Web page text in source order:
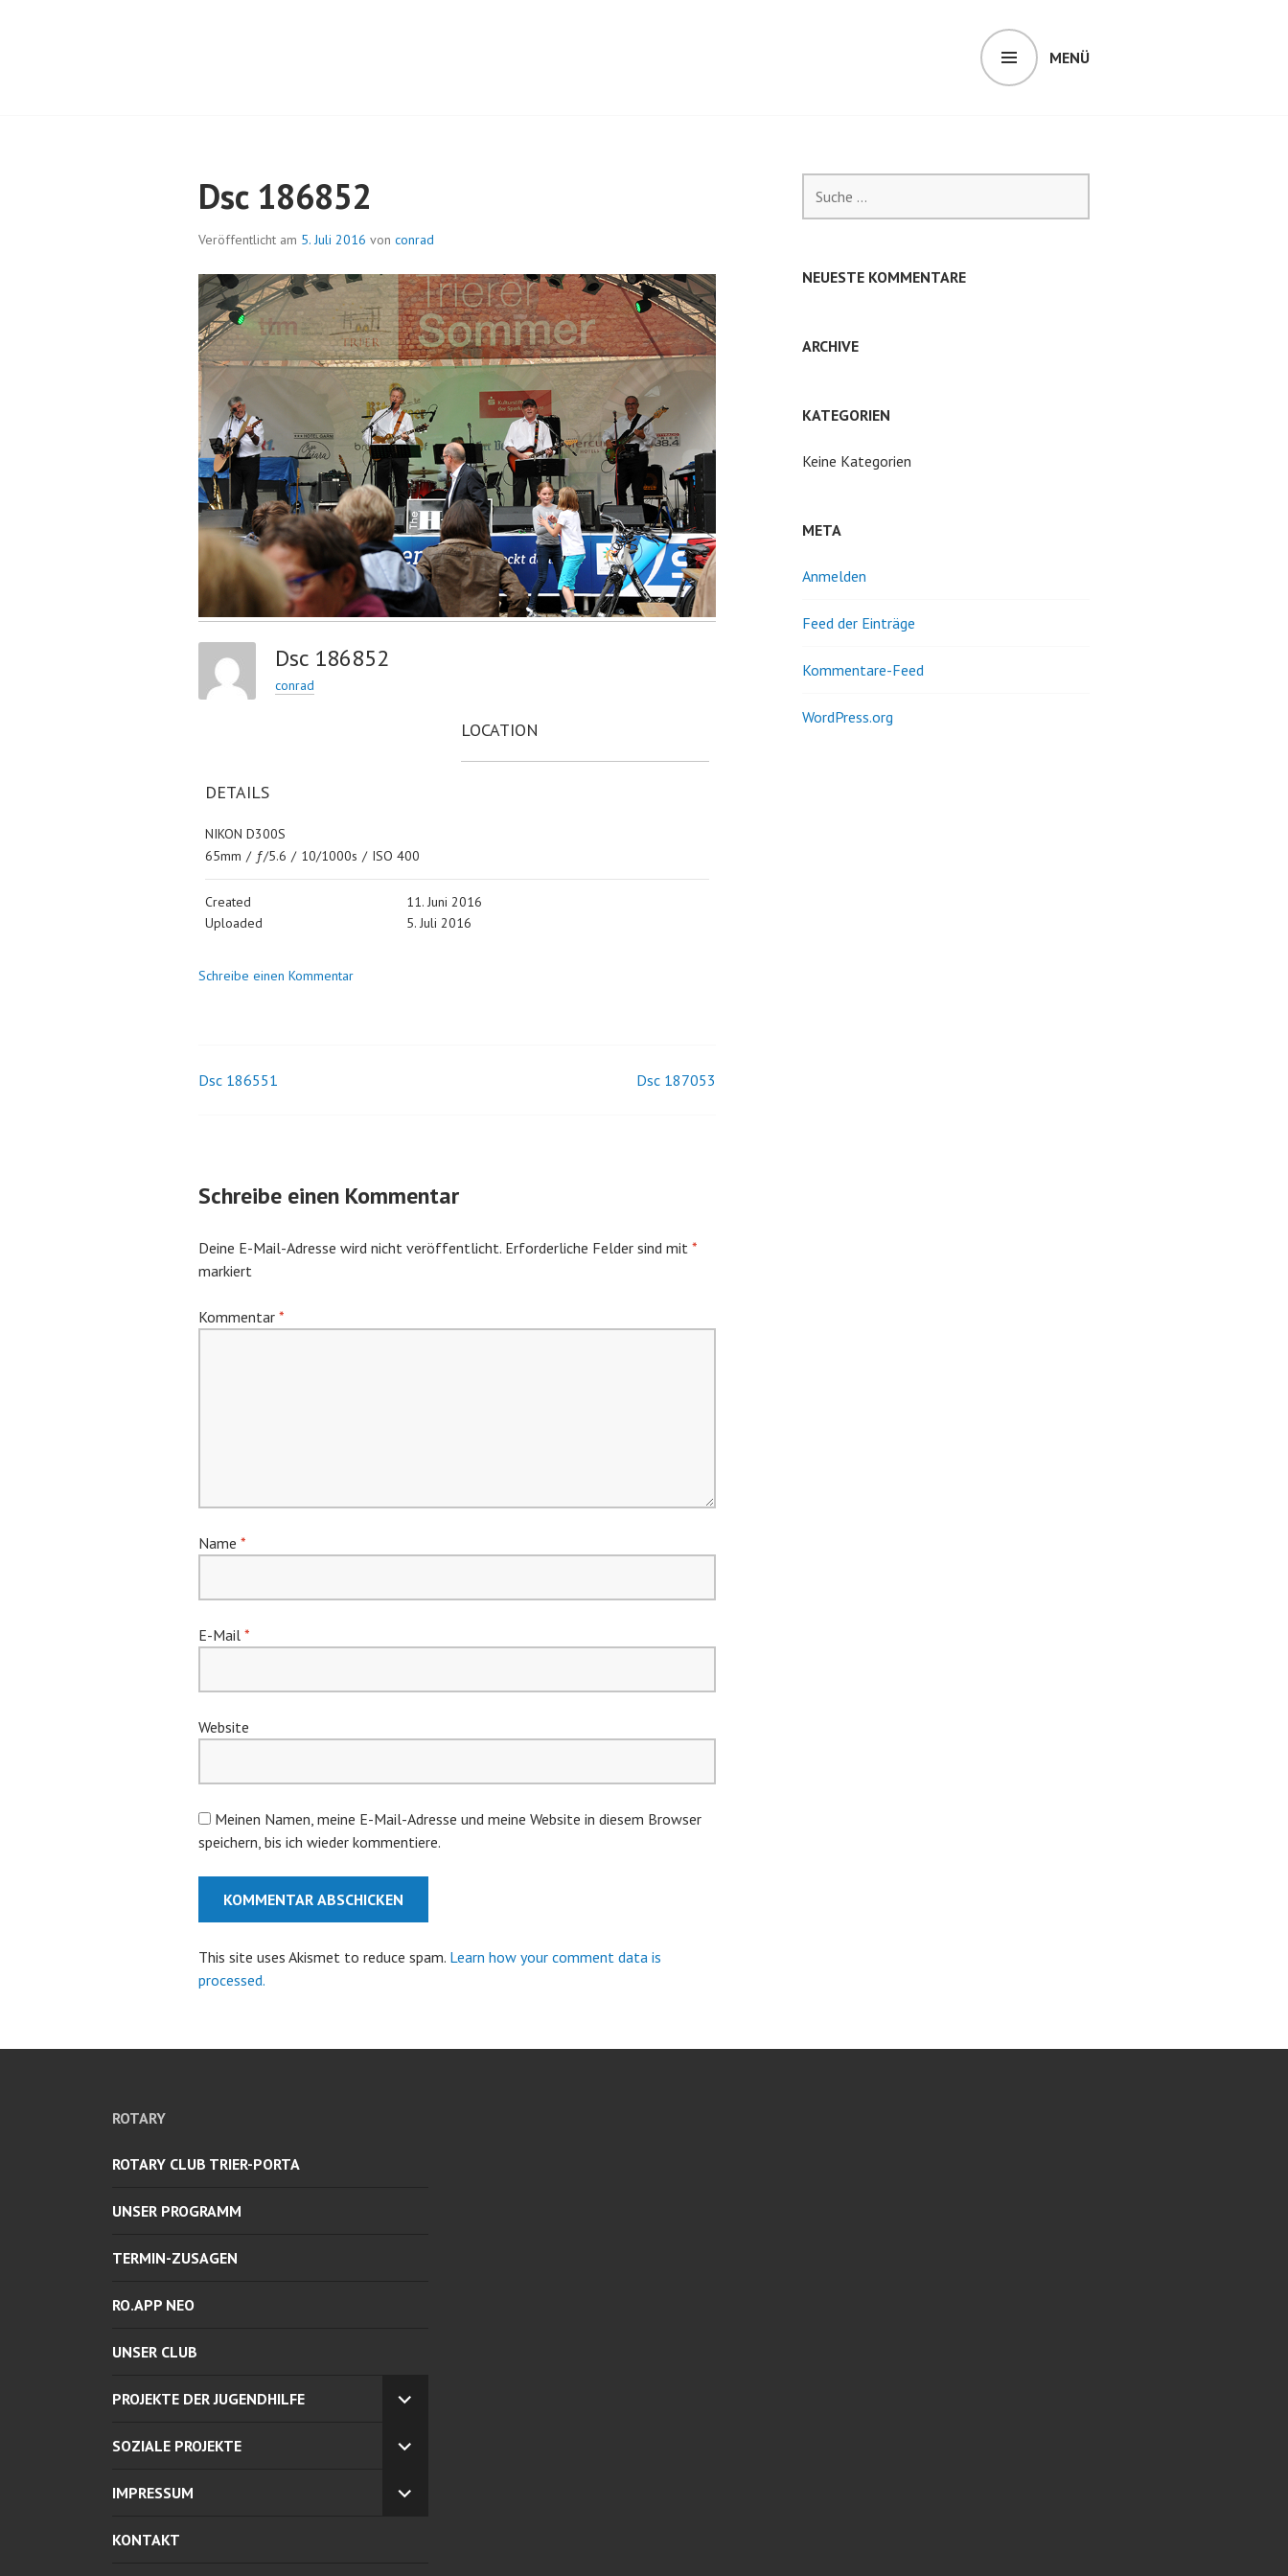
MENÜ
Dsc 186852
Veröffentlicht am 5. Juli 2016 von conrad
Dsc 186852
conrad
LOCATION
DETAILS
NIKON D300S
65mm / ƒ/5.6 / 10/1000s / ISO 400
Created
11. Juni 2016
Uploaded
5. Juli 2016
Schreibe einen Kommentar
Beitrags-
Dsc 186551 Dsc 187053
Schreibe einen Kommentar
Deine E-Mail-Adresse wird nicht veröffentlicht. Erforderliche Felder sind mit *
markiert
Kommentar *
Name *
E-Mail *
Website
Meinen Namen, meine E-Mail-Adresse und meine Website in diesem Browser
speichern, bis ich wieder kommentiere.
This site uses Akismet to reduce spam. Learn how your comment data is
processed.
nach:
NEUESTE KOMMENTARE
ARCHIVE
KATEGORIEN
Keine Kategorien
META
Anmelden
Feed der Einträge
Kommentare-Feed
WordPress.org
ROTARY
ROTARY CLUB TRIER-PORTA
UNSER PROGRAMM
TERMIN-ZUSAGEN
RO.APP NEO
UNSER CLUB
PROJEKTE DER JUGENDHILFE
UNTERMENÜ
SOZIALE PROJEKTE
UNTERMENÜ
IMPRESSUM
UNTERMENÜ
KONTAKT